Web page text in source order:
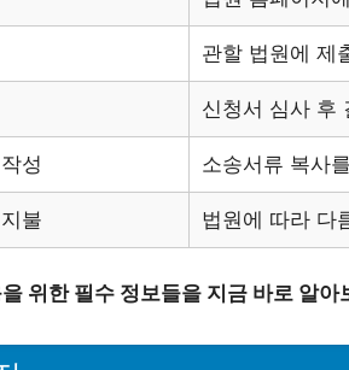
관할 법원에 제
신청서 심사 후
성 소송서류 복사
불 법원에 따라 다
위한 필수 정보들을 지금 바로 알아